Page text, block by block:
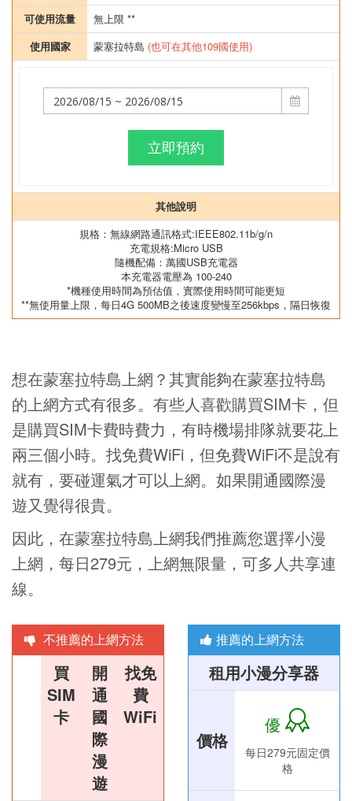
可使用流量
無上限 **
使用國家
蒙塞拉特島 (也可在其他109國使用)
立即預約
其他說明
規格：無線網路通訊格式:IEEE802.11b/g/n
充電規格:Micro USB
隨機配備：萬國USB充電器
本充電器電壓為 100-240
*機種使用時間為預估值，實際使用時間可能更短
**無使用量上限，每日4G 500MB之後速度變慢至256kbps，隔日恢復
想在蒙塞拉特島上網？其實能夠在蒙塞拉特島
的上網方式有很多。有些人喜歡購買SIM卡，但
是購買SIM卡費時費力，有時機場排隊就要花上
兩三個小時。找免費WiFi，但免費WiFi不是說有
就有，要碰運氣才可以上網。如果開通國際漫
遊又覺得很貴。
因此，在蒙塞拉特島上網我們推薦您選擇小漫
上網，每日279元，上網無限量，可多人共享連
線。
不推薦的上網方法
買
SIM
卡
開
通
國
際
漫
遊
找免
費
WiFi
推薦的上網方法
租用小漫分享器
價格
優
每日279元固定價
格